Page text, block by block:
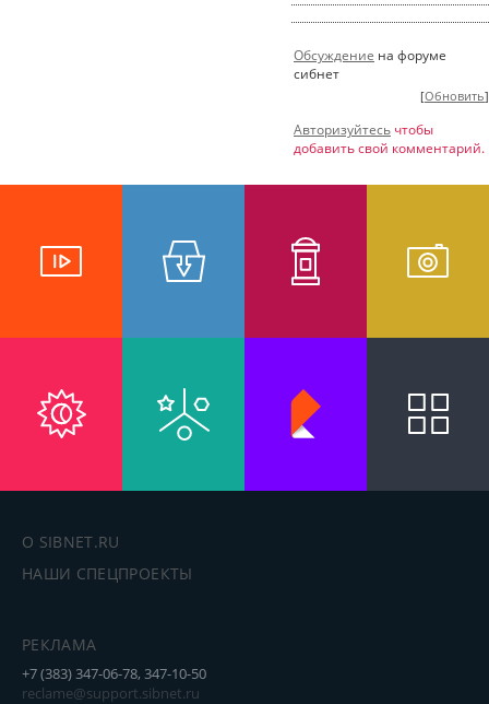
Обсуждение на форуме
сибнет
[Обновить]
Авторизуйтесь чтобы
добавить свой комментарий.
О SIBNET.RU
НАШИ СПЕЦПРОЕКТЫ
РЕКЛАМА
+7 (383) 347-06-78, 347-10-50
reclame@support.sibnet.ru